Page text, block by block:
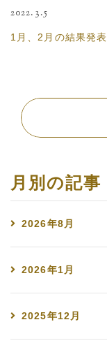
2022.3.5
1月、2月の結果発表
月別の記事
2026年8月
2026年1月
2025年12月